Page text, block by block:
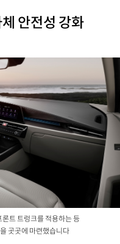
안전성 강화
트 트렁크를 적용하는 등
곳곳에 마련했습니다